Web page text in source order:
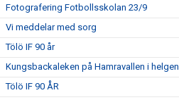
Fotografering Fotbollsskolan 23/9
Vi meddelar med sorg
Tölö IF 90 år
Kungsbackaleken på Hamravallen i helgen
Tölö IF 90 ÅR